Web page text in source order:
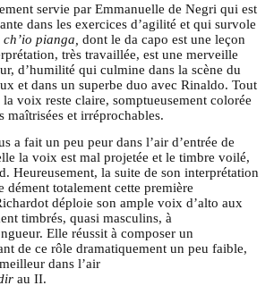
servie par Emmanuelle de Negri qui est
dans les exercices d’agilité et qui survole
pianga, dont le da capo est une leçon
très travaillée, est une merveille
d’humilité qui culmine dans la scène du
et dans un superbe duo avec Rinaldo. Tout
voix reste claire, somptueusement colorée
maîtrisées et irréprochables.
a fait un peu peur dans l’air d’entrée de
la voix est mal projetée et le timbre voilé,
Heureusement, la suite de son interprétation
dément totalement cette première
déploie son ample voix d’alto aux
timbrés, quasi masculins, à
Elle réussit à composer un
de ce rôle dramatiquement un peu faible,
dans l’air
au II.